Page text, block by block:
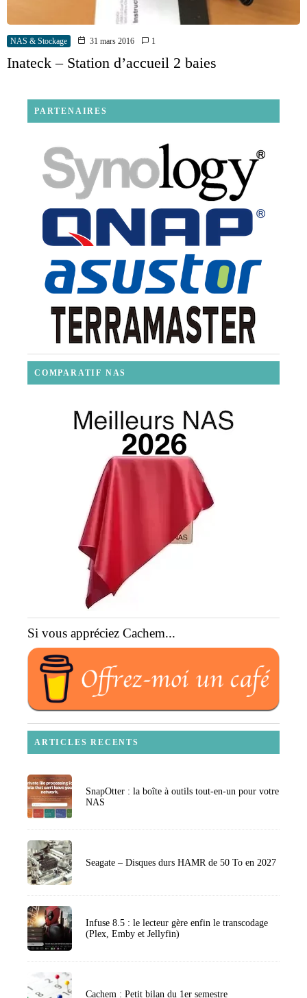
NAS & Stockage 31 mars 2016 1
Inateck – Station d’accueil 2 baies
PARTENAIRES
COMPARATIF NAS
Si vous appréciez Cachem...
ARTICLES RECENTS
SnapOtter : la boîte à outils tout-en-un pour votre
NAS
Seagate – Disques durs HAMR de 50 To en 2027
Infuse 8.5 : le lecteur gère enfin le transcodage
(Plex, Emby et Jellyfin)
Cachem : Petit bilan du 1er semestre